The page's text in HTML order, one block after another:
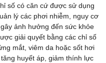
số có căn cứ được sử dụng
lý các phơi nhiễm, nguy cơ
ảnh hưởng đến sức khỏe
giải quyết bằng các chỉ số
mắt, viêm da hoặc sốt hơi
huyết áp, giảm thính lực